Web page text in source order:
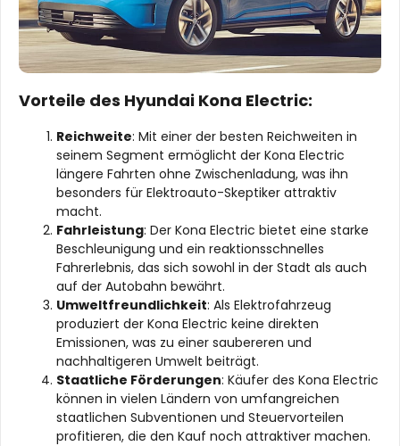
Vorteile des Hyundai Kona Electric:
Reichweite: Mit einer der besten Reichweiten in
seinem Segment ermöglicht der Kona Electric
längere Fahrten ohne Zwischenladung, was ihn
besonders für Elektroauto-Skeptiker attraktiv
macht.
Fahrleistung: Der Kona Electric bietet eine starke
Beschleunigung und ein reaktionsschnelles
Fahrerlebnis, das sich sowohl in der Stadt als auch
auf der Autobahn bewährt.
Umweltfreundlichkeit: Als Elektrofahrzeug
produziert der Kona Electric keine direkten
Emissionen, was zu einer saubereren und
nachhaltigeren Umwelt beiträgt.
Staatliche Förderungen: Käufer des Kona Electric
können in vielen Ländern von umfangreichen
staatlichen Subventionen und Steuervorteilen
profitieren, die den Kauf noch attraktiver machen.